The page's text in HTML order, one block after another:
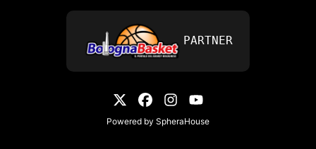
PARTNER
Powered by SpheraHouse